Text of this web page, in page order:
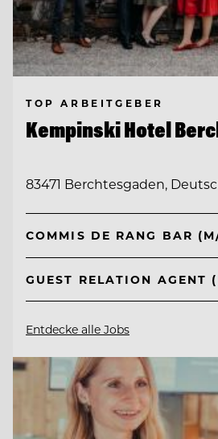
TOP ARBEITGEBER
Kempinski Hotel
83471 Berchtesgaden,
COMMIS DE RANG BAR
GUEST RELATION AGENT
Entdecke alle Jobs